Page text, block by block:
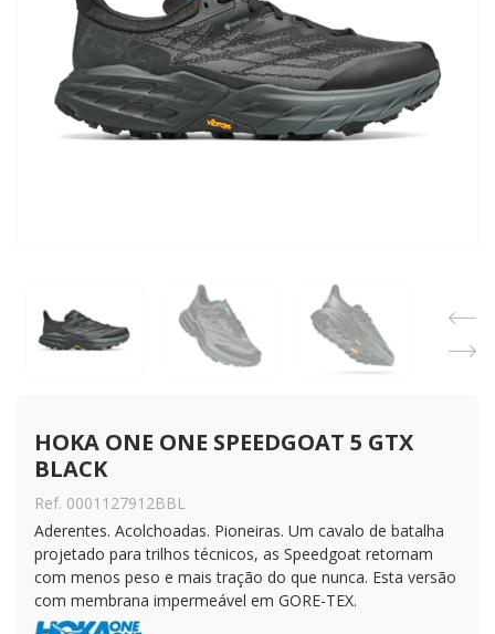
HOKA ONE ONE SPEEDGOAT 5 GTX
BLACK
Ref. 0001127912BBL
Aderentes. Acolchoadas. Pioneiras. Um cavalo de batalha
projetado para trilhos técnicos, as Speedgoat retornam
com menos peso e mais tração do que nunca. Esta versão
com membrana impermeável em GORE-TEX.